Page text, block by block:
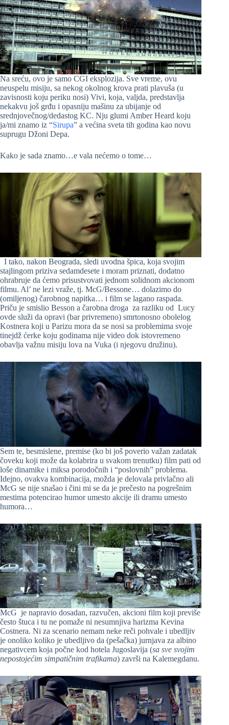
Na sreću, ovo je samo CGI eksplozija. Sve vreme, ovu
neuspelu misiju, sa nekog okolnog krova prati plavuša (u
zavisnosti koju periku nosi) Vivi, koja, valjda, predstavlja
nekakvu još grđu i opasniju mašinu za ubijanje od
srednjovečnog/dedastog KC. Nju glumi Amber Heard koju
ja/mi znamo iz “Sirupa” a većina sveta tih godina kao novu
suprugu Džoni Depa.
Kako je sada znamo…e vala nećemo o tome…
I tako, nakon Beograda, sledi uvodna špica, koja svojim
stajlingom priziva sedamdesete i moram priznati, dodatno
ohrabruje da ćemo prisustvovati jednom solidnom akcionom
filmu. Al’ ne lezi vraže, tj. McG/Bessone… dolazimo do
(omiljenog) čarobnog napitka… i film se lagano raspada.
Priču je smislio Besson a čarobna droga za razliku od Lucy
ovde služi da opravi (bar privremeno) smrtonosno obolelog
Kostnera koji u Parizu mora da se nosi sa problemima svoje
tinejdž ćerke koju godinama nije video dok istovremeno
obavlja važnu misiju lova na Vuka (i njegovu družinu).
Sem te, besmislene, premise (ko bi još poverio važan zadatak
čoveku koji može da kolabrira u svakom trenutku) film pati od
loše dinamike i miksa porodočnih i “poslovnih” problema.
Idejno, ovakva kombinacija, možda je delovala privlačno ali
McG se nije snašao i čini mi se da je prečesto na pogrešnim
mestima potencirao humor umesto akcije ili dramu umesto
humora…
McG je napravio dosadan, razvučen, akcioni film koji previše
često štuca i tu ne pomaže ni nesumnjiva harizma Kevina
Costnera. Ni za scenario nemam neke reči pohvale i ubedljiv
je onoliko koliko je ubedljivo da (pešačka) jurnjava za albino
negativcem koja počne kod hotela Jugoslavija (sa sve svojim
nepostojećim simpatičnim trafikama) završi na Kalemegdanu.